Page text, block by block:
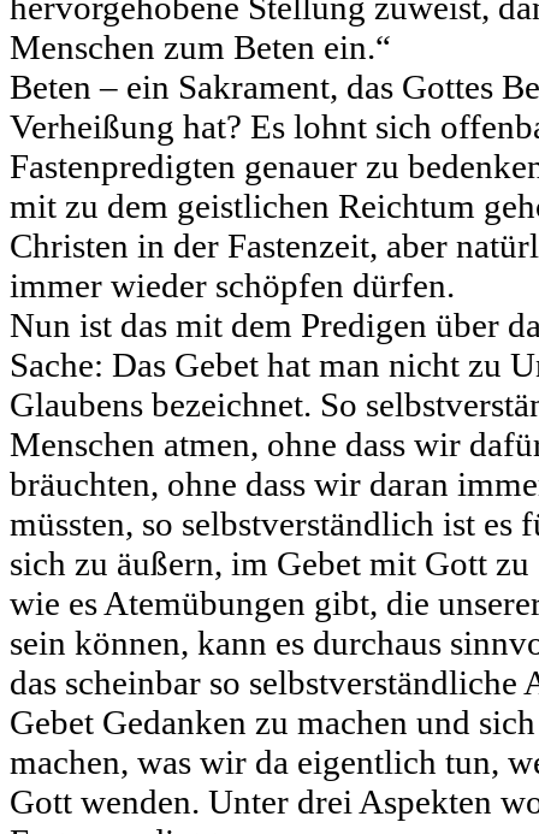
Menschen zum Beten ein.“
Beten – ein Sakrament, das Gottes
Verheißung hat? Es lohnt sich
Fastenpredigten genauer zu
mit zu dem geistlichen Reichtum
Christen in der Fastenzeit, aber
immer wieder schöpfen dürfen.
Nun ist das mit dem Predigen über
Sache: Das Gebet hat man nicht zu
Glaubens bezeichnet. So
Menschen atmen, ohne dass wir
bräuchten, ohne dass wir daran
müssten, so selbstverständlich ist es
sich zu äußern, im Gebet mit Gott zu
wie es Atemübungen gibt, die
sein können, kann es durchaus
das scheinbar so selbstverständliche
Gebet Gedanken zu machen und
machen, was wir da eigentlich tun,
Gott wenden. Unter drei Aspekten